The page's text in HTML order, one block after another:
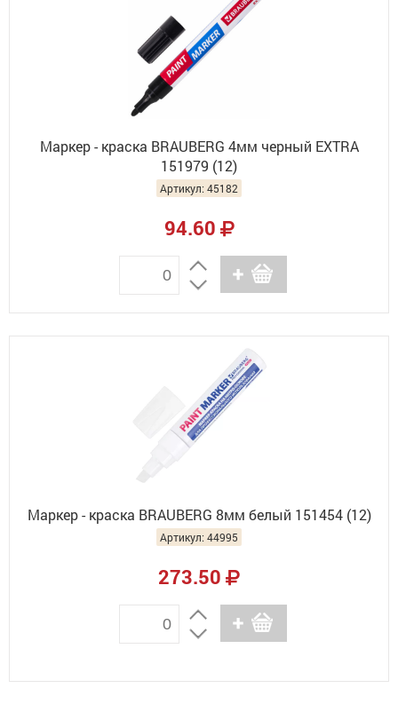
Маркер - краска BRAUBERG 4мм черный EXTRA
151979 (12)
Артикул: 45182
94.60
Маркер - краска BRAUBERG 8мм белый 151454 (12)
Артикул: 44995
273.50